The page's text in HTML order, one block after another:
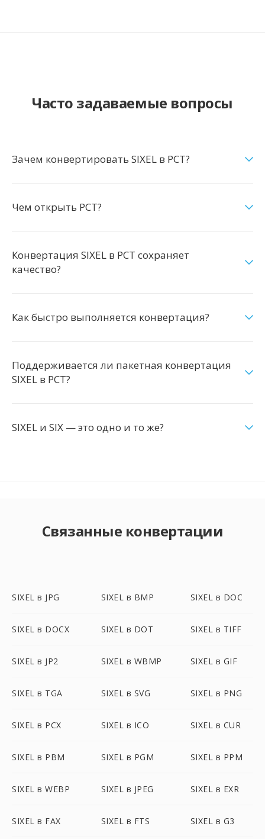
Часто задаваемые вопросы
Зачем конвертировать SIXEL в PCT?
Чем открыть PCT?
Конвертация SIXEL в PCT сохраняет
качество?
Как быстро выполняется конвертация?
Поддерживается ли пакетная конвертация
SIXEL в PCT?
SIXEL и SIX — это одно и то же?
Связанные конвертации
SIXEL в JPG SIXEL в BMP SIXEL в DOC
SIXEL в DOCX SIXEL в DOT SIXEL в TIFF
SIXEL в JP2 SIXEL в WBMP SIXEL в GIF
SIXEL в TGA SIXEL в SVG SIXEL в PNG
SIXEL в PCX SIXEL в ICO SIXEL в CUR
SIXEL в PBM SIXEL в PGM SIXEL в PPM
SIXEL в WEBP SIXEL в JPEG SIXEL в EXR
SIXEL в FAX SIXEL в FTS SIXEL в G3